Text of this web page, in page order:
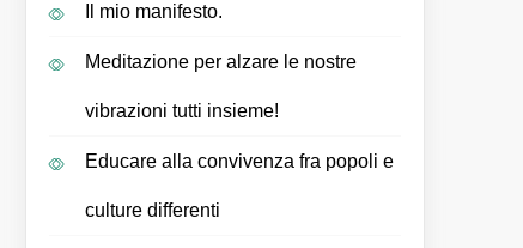
Il mio manifesto.
Meditazione per alzare le nostre
vibrazioni tutti insieme!
Educare alla convivenza fra popoli e
culture differenti